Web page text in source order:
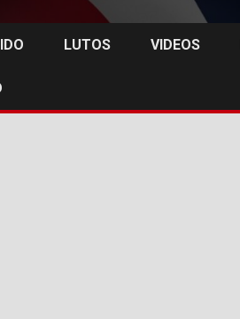
LUTOS VIDEOS